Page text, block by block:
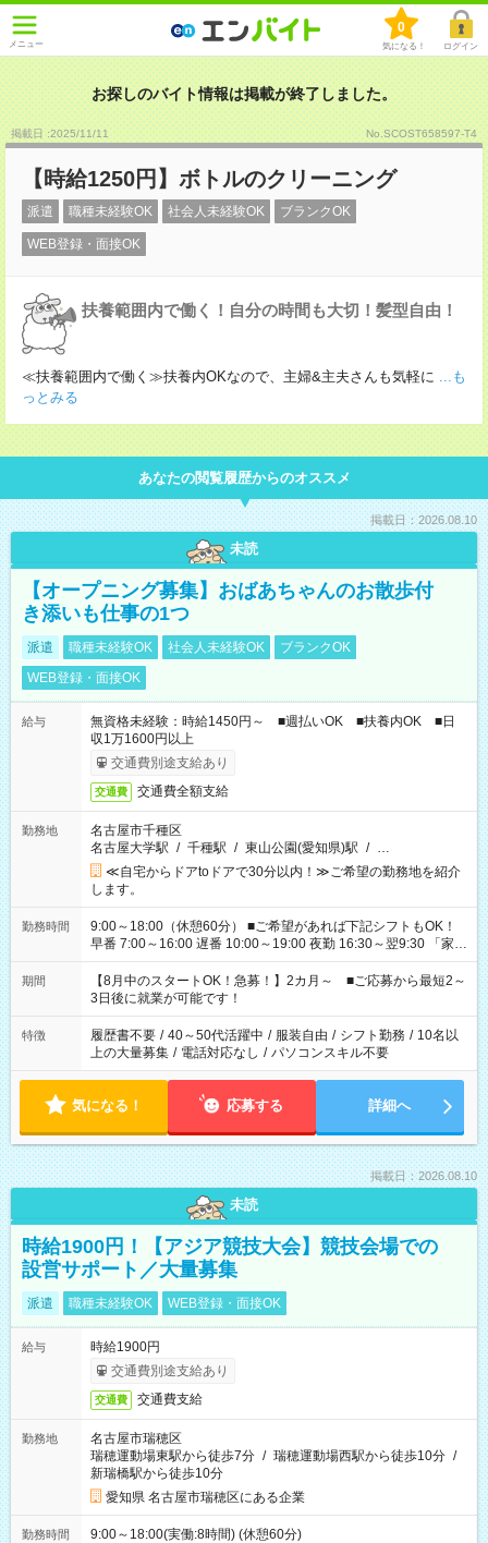
メニュー
0
気になる！ ログイン
お探しのバイト情報は掲載が終了しました。
掲載日 :2025/11/11 No.SCOST658597-T4
【時給1250円】ボトルのクリーニング
派遣 職種未経験OK 社会人未経験OK ブランクOK
WEB登録・面接OK
扶養範囲内で働く！自分の時間も大切！髪型自由！
≪扶養範囲内で働く≫扶養内OKなので、主婦&主夫さんも気軽に ...も
っとみる
あなたの閲覧履歴からのオススメ
掲載日：2026.08.10
未読
【オープニング募集】おばあちゃんのお散歩付
き添いも仕事の1つ
派遣 職種未経験OK 社会人未経験OK
ブランクOK
WEB登録・面接OK
給与
無資格未経験：時給1450円～ ■週払いOK ■扶養内OK ■日
収1万1600円以上
交通費別途支給あり
交通費 交通費全額支給
勤務地
名古屋市千種区
名古屋大学駅 / 千種駅 / 東山公園(愛知県)駅 / …
≪自宅からドアtoドアで30分以内！≫ご希望の勤務地を紹介
します。
勤務時間
9:00～18:00（休憩60分） ■ご希望があれば下記シフトもOK！
早番 7:00～16:00 遅番 10:00～19:00 夜勤 16:30～翌9:30 「家族
と休みを合わせたい」 「余裕を持って夕飯の準備がしたい」
「できれば残業はしたくない」 など、ご希望を教えてください
ね。 ※Wワーク希望の方へ 今ご覧のお仕事で希望する勤務時間
と、もう1つのお仕事の勤務時間。 合計で週40時間を超える場
合は応募できません。
期間
【8月中のスタートOK！急募！】2カ月～ ■ご応募から最短2～
3日後に就業が可能です！
特徴 履歴書不要 / 40～50代活躍中 / 服装自由 / シフト勤務 / 10名以
上の大量募集 / 電話対応なし / パソコンスキル不要
気になる！ 応募する 詳細へ
掲載日：2026.08.10
未読
時給1900円！【アジア競技大会】競技会場での
設営サポート／大量募集
派遣 職種未経験OK WEB登録・面接OK
給与
時給1900円
交通費別途支給あり
交通費 交通費支給
勤務地
名古屋市瑞穂区
瑞穂運動場東駅から徒歩7分 / 瑞穂運動場西駅から徒歩10分 /
新瑞橋駅から徒歩10分
愛知県 名古屋市瑞穂区にある企業
勤務時間 9:00～18:00(実働:8時間) (休憩60分)